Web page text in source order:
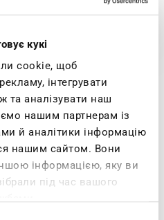
кукі
cookie, щоб
інтегрувати
та аналізувати наш
нашим партнерам із
й аналітики інформацію
нашим сайтом. Вони
інформацією, яку ви
під час вашого
Products Specifications